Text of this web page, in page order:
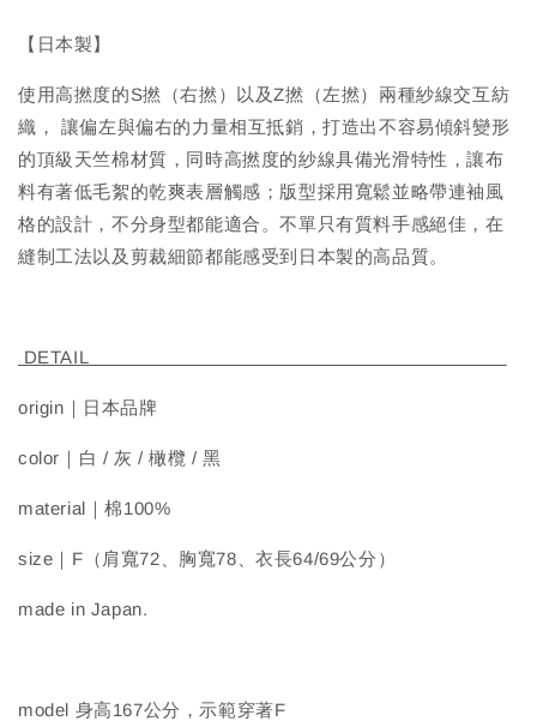
【日本製】
使用高撚度的S撚（右撚 ）以及Z撚（左撚）兩種紗線交互紡
織， 讓偏左與偏右的力量相互抵銷，打造出不容易傾斜變形
的頂級天竺棉材質，同時高撚度的紗線具備光滑特性，讓布
料有著低毛絮的乾爽表層觸感；版型採用寬鬆並略帶連袖風
格的設計，不分身型都能適合。不單只有質料手感絕佳，在
縫制工法以及剪裁細節都能感受到日本製的高品質。
DETAIL
origin｜日本品牌
color｜白 / 灰 / 橄欖 / 黑
material｜棉100%
size｜F（肩寬72、胸寬78、衣長64/69公分）
made in Japan.
model 身高167公分，示範穿著F